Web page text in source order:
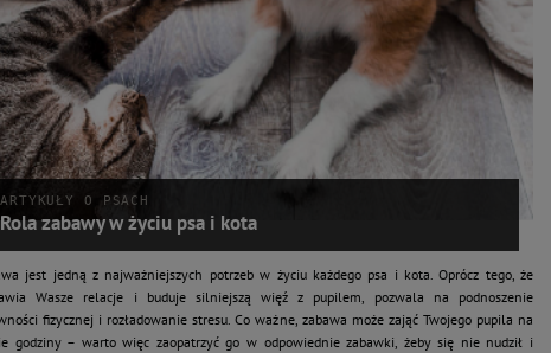
ARTYKUŁY O PSACH
Rola zabawy w życiu psa i kota
jest jedną z najważniejszych potrzeb w życiu każdego psa i kota. Oprócz tego, że
Wasze relacje i buduje silniejszą więź z pupilem, pozwala na podnoszenie
fizycznej i rozładowanie stresu. Co ważne, zabawa może zająć Twojego pupila na
godziny – warto więc zaopatrzyć go w odpowiednie zabawki, żeby się nie nudził i